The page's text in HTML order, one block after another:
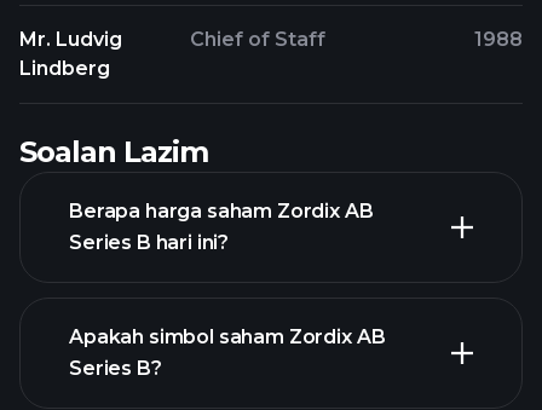
Mr. Ludvig
Lindberg
Chief of Staff 1988
Soalan Lazim
Berapa harga saham Zordix AB
Series B hari ini?
Apakah simbol saham Zordix AB
Series B?